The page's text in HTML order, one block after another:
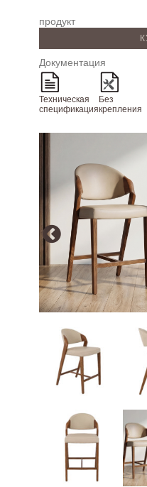
продукт
Документация
Техническая
спецификация
Без
крепления